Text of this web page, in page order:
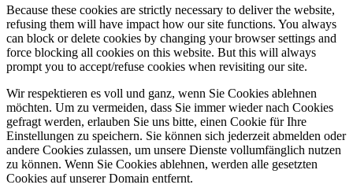
Because these cookies are strictly necessary to deliver the website,
refusing them will have impact how our site functions. You always
can block or delete cookies by changing your browser settings and
force blocking all cookies on this website. But this will always
prompt you to accept/refuse cookies when revisiting our site.
Wir respektieren es voll und ganz, wenn Sie Cookies ablehnen
möchten. Um zu vermeiden, dass Sie immer wieder nach Cookies
gefragt werden, erlauben Sie uns bitte, einen Cookie für Ihre
Einstellungen zu speichern. Sie können sich jederzeit abmelden oder
andere Cookies zulassen, um unsere Dienste vollumfänglich nutzen
zu können. Wenn Sie Cookies ablehnen, werden alle gesetzten
Cookies auf unserer Domain entfernt.